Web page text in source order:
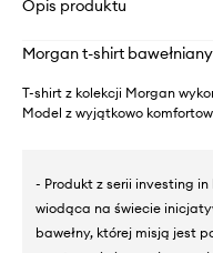
Opis produktu
Morgan t-shirt bawełniany
T-shirt z kolekcji Morgan
Model z wyjątkowo
- Produkt z serii investing
wiodąca na świecie
bawełny, której misją jest